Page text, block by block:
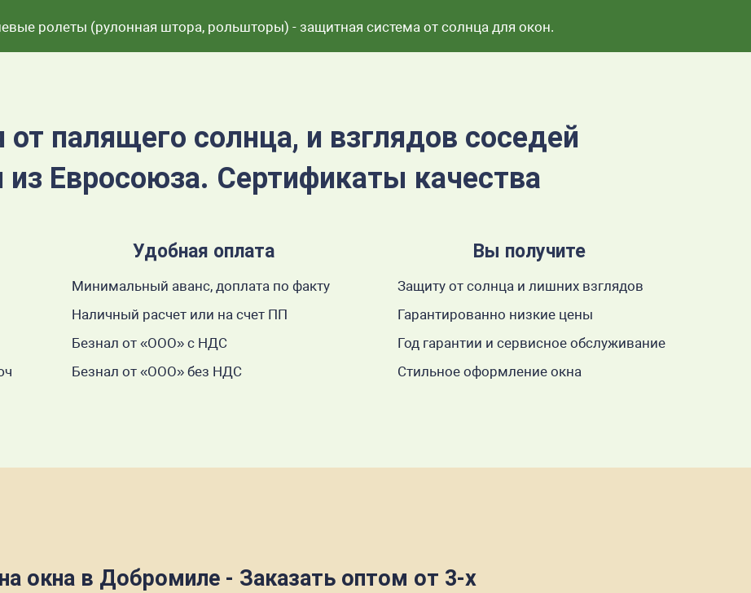
ролеты (рулонная штора, рольшторы) - защитная система от солнца для окон.
палящего солнца, и взглядов соседей
из Евросоюза. Сертификаты качества
Удобная оплата
Минимальный аванс, доплата по факту
Наличный расчет или на счет ПП
Безнал от «ООО» с НДС
Безнал от «ООО» без НДС
Вы получите
Защиту от солнца и лишних взглядов
Гарантированно низкие цены
Год гарантии и сервисное обслуживание
Стильное оформление окна
окна в Добромиле - Заказать оптом от 3-х